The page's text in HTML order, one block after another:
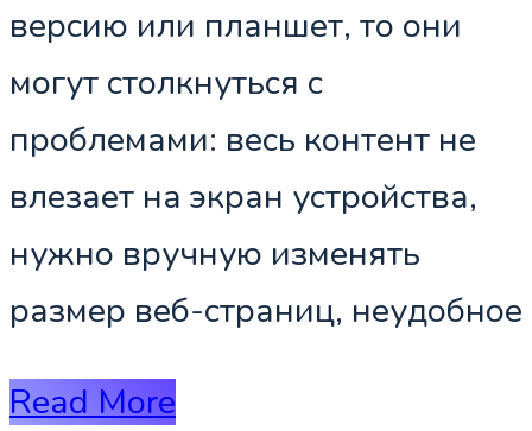
версию или планшет, то они
могут столкнуться с
проблемами: весь контент не
влезает на экран устройства,
нужно вручную изменять
размер веб-страниц, неудобное
Read More